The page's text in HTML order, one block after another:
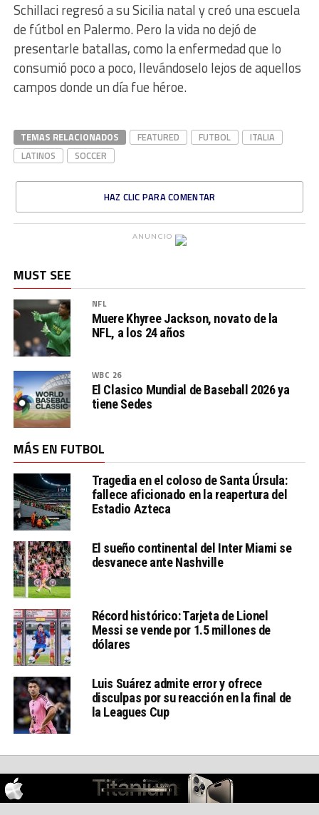
Schillaci regresó a su Sicilia natal y creó una escuela
de fútbol en Palermo. Pero la vida no dejó de
presentarle batallas, como la enfermedad que lo
consumió poco a poco, llevándoselo lejos de aquellos
campos donde un día fue héroe.
TEMAS RELACIONADOS FEATURED FUTBOL
ITALIA
LATINOS
SOCCER
HAZ CLIC PARA COMENTAR
ANUNCIO
MUST SEE
NFL
Muere Khyree Jackson, novato de la
NFL, a los 24 años
WBC 26
El Clasico Mundial de Baseball 2026 ya
tiene Sedes
MÁS EN FUTBOL
Tragedia en el coloso de Santa Úrsula:
fallece aficionado en la reapertura del
Estadio Azteca
El sueño continental del Inter Miami se
desvanece ante Nashville
Récord histórico: Tarjeta de Lionel
Messi se vende por 1.5 millones de
dólares
Luis Suárez admite error y ofrece
disculpas por su reacción en la final de
la Leagues Cup